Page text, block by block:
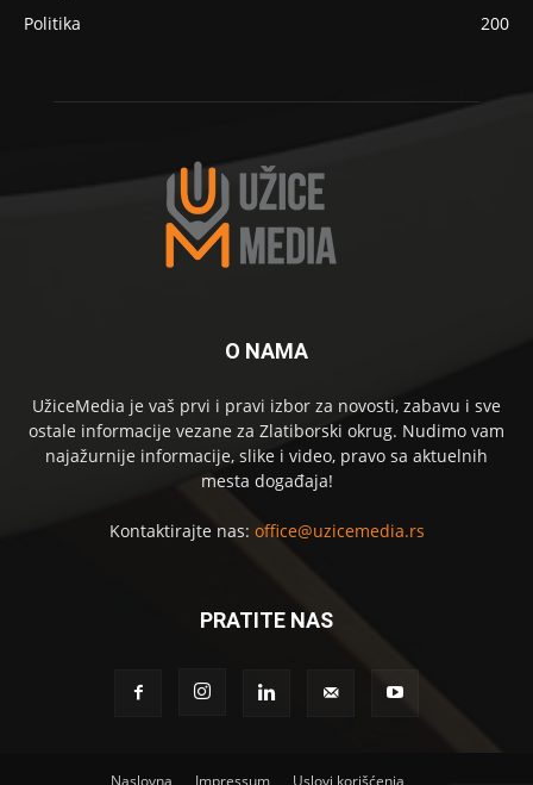
Politika
200
O NAMA
UžiceMedia je vaš prvi i pravi izbor za novosti, zabavu i sve
ostale informacije vezane za Zlatiborski okrug. Nudimo vam
najažurnije informacije, slike i video, pravo sa aktuelnih
mesta događaja!
Kontaktirajte nas: office@uzicemedia.rs
PRATITE NAS
Naslovna Impressum Uslovi korišćenja